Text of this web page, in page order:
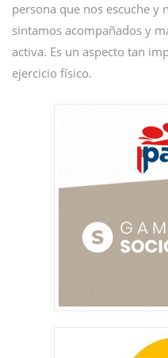
persona que nos escuche y
sintamos acompañados y
activa. Es un aspecto tan
ejercicio físico.